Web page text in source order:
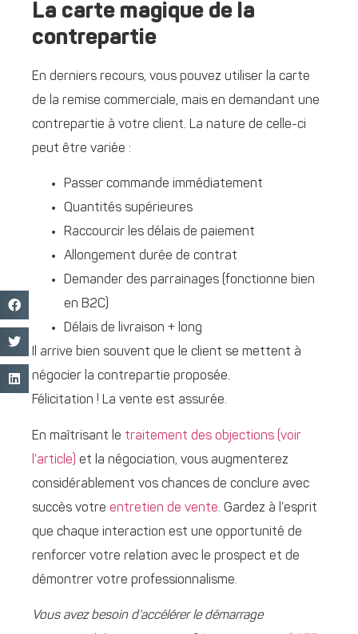
La carte magique de la
contrepartie
En derniers recours, vous pouvez utiliser la carte
de la remise commerciale, mais en demandant une
contrepartie à votre client. La nature de celle-ci
peut être variée :
Passer commande immédiatement
Quantités supérieures
Raccourcir les délais de paiement
Allongement durée de contrat
Demander des parrainages (fonctionne bien
en B2C)
Délais de livraison + long
Il arrive bien souvent que le client se mettent à
négocier la contrepartie proposée.
Félicitation ! La vente est assurée.
En maîtrisant le traitement des objections (voir
l’article) et la négociation, vous augmenterez
considérablement vos chances de conclure avec
succès votre entretien de vente. Gardez à l’esprit
que chaque interaction est une opportunité de
renforcer votre relation avec le prospect et de
démontrer votre professionnalisme.
Vous avez besoin d’accélérer le démarrage